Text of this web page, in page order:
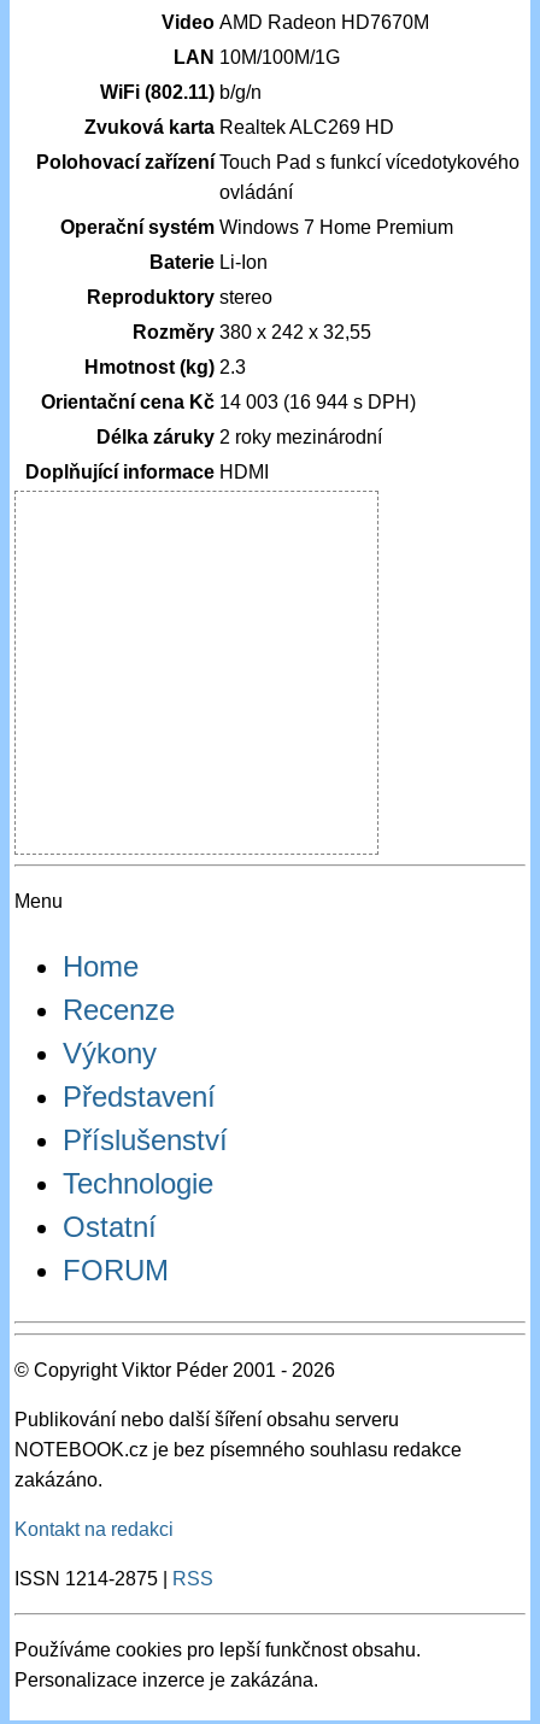
Video AMD Radeon HD7670M
LAN 10M/100M/1G
WiFi (802.11) b/g/n
Zvuková karta Realtek ALC269 HD
Polohovací zařízení Touch Pad s funkcí vícedotykového
ovládání
Operační systém Windows 7 Home Premium
Baterie Li-Ion
Reproduktory stereo
Rozměry 380 x 242 x 32,55
Hmotnost (kg) 2.3
Orientační cena Kč 14 003 (16 944 s DPH)
Délka záruky 2 roky mezinárodní
Doplňující informace HDMI
Menu
Home
Recenze
Výkony
Představení
Příslušenství
Technologie
Ostatní
FORUM
© Copyright Viktor Péder 2001 - 2026
Publikování nebo další šíření obsahu serveru
NOTEBOOK.cz je bez písemného souhlasu redakce
zakázáno.
Kontakt na redakci
ISSN 1214-2875 | RSS
Používáme cookies pro lepší funkčnost obsahu.
Personalizace inzerce je zakázána.